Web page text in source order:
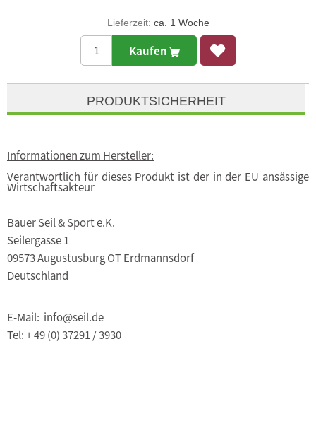
Lieferzeit: ca. 1 Woche
Kaufen
PRODUKTSICHERHEIT
Informationen zum Hersteller:
Verantwortlich für dieses Produkt ist der in der EU ansässige
Wirtschaftsakteur
Bauer Seil & Sport e.K.
Seilergasse 1
09573 Augustusburg OT Erdmannsdorf
Deutschland
E-Mail: info@seil.de
Tel: + 49 (0) 37291 / 3930